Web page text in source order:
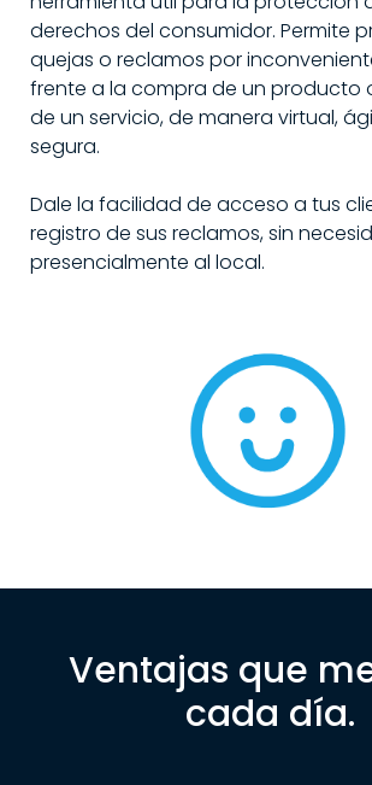
derechos del consumidor. Permite
quejas o reclamos por
frente a la compra de un producto
de un servicio, de manera virtual,
segura.
Dale la facilidad de acceso a tus
registro de sus reclamos, sin
presencialmente al local.
Ventajas que
cada día.